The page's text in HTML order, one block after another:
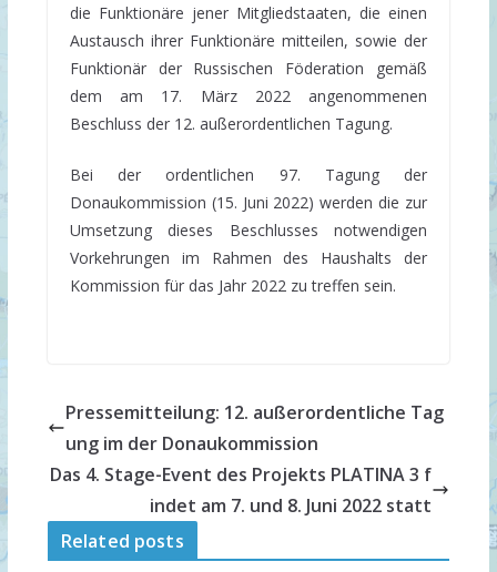
die Funktionäre jener Mitgliedstaaten, die einen
Austausch ihrer Funktionäre mitteilen, sowie der
Funktionär der Russischen Föderation gemäß
dem am 17. März 2022 angenommenen
Beschluss der 12. außerordentlichen Tagung.
Bei der ordentlichen 97. Tagung der
Donaukommission (15. Juni 2022) werden die zur
Umsetzung dieses Beschlusses notwendigen
Vorkehrungen im Rahmen des Haushalts der
Kommission für das Jahr 2022 zu treffen sein.
Pressemitteilung: 12. außerordentliche Tag
ung im der Donaukommission
Das 4. Stage-Event des Projekts PLATINA 3 f
indet am 7. und 8. Juni 2022 statt
Related posts